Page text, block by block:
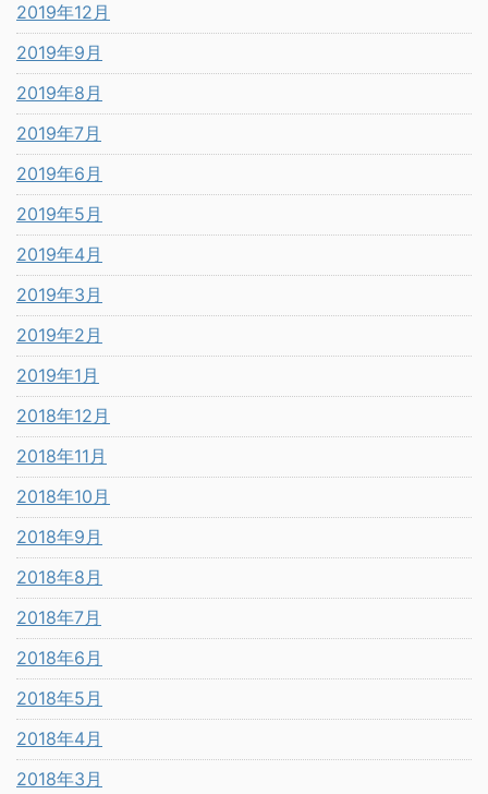
2019年12月
2019年9月
2019年8月
2019年7月
2019年6月
2019年5月
2019年4月
2019年3月
2019年2月
2019年1月
2018年12月
2018年11月
2018年10月
2018年9月
2018年8月
2018年7月
2018年6月
2018年5月
2018年4月
2018年3月